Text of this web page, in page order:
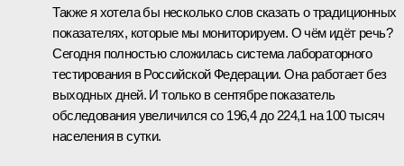
Также я хотела бы несколько слов сказать о традиционных
показателях, которые мы мониторируем. О чём идёт речь?
Сегодня полностью сложилась система лабораторного
тестирования в Российской Федерации. Она работает без
выходных дней. И только в сентябре показатель
обследования увеличился со 196,4 до 224,1 на 100 тысяч
населения в сутки.